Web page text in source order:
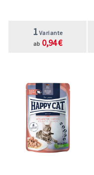
1 Variante
ab 0,94 €